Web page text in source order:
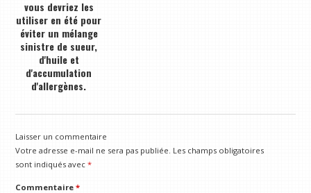
vous devriez les
utiliser en été pour
éviter un mélange
sinistre de sueur,
d'huile et
d'accumulation
d'allergènes.
Laisser un commentaire
Votre adresse e-mail ne sera pas publiée. Les champs obligatoires
sont indiqués avec*
Commentaire*